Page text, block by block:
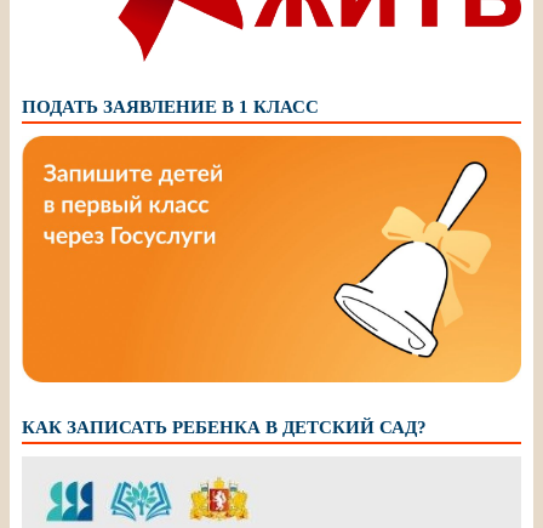
ПОДАТЬ ЗАЯВЛЕНИЕ В 1 КЛАСС
КАК ЗАПИСАТЬ РЕБЕНКА В ДЕТСКИЙ САД?